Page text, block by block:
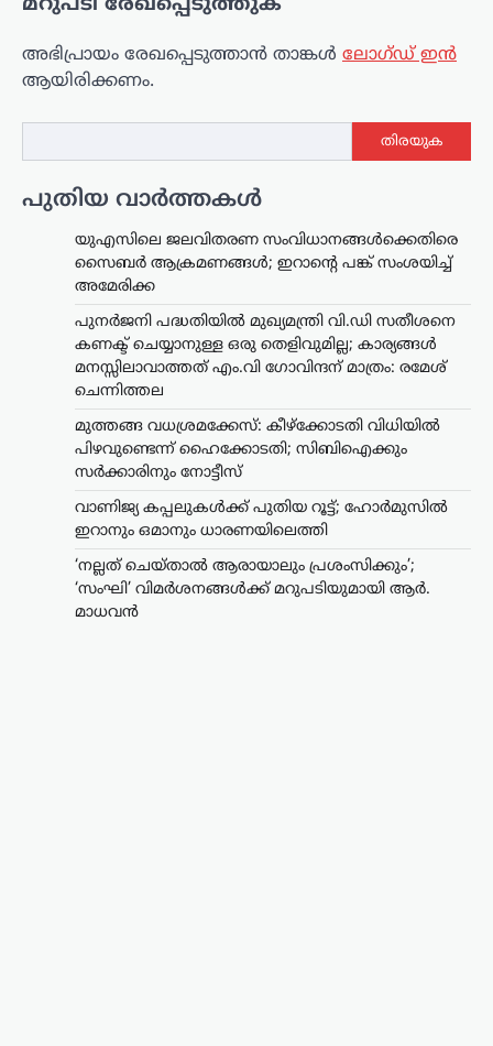
മറുപടി രേഖപ്പെടുത്തുക
അഭിപ്രായം രേഖപ്പെടുത്താ‍ൻ താങ്കൾ ലോഗ്ഡ് ഇൻ
ആയിരിക്കണം.
തിരയുക
പുതിയ വാർത്തകൾ
യുഎസിലെ ജലവിതരണ സംവിധാനങ്ങൾക്കെതിരെ
സൈബർ ആക്രമണങ്ങൾ; ഇറാന്റെ പങ്ക് സംശയിച്ച്
അമേരിക്ക
പുനർജനി പദ്ധതിയിൽ മുഖ്യമന്ത്രി വി.ഡി സതീശനെ
കണക്ട് ചെയ്യാനുള്ള ഒരു തെളിവുമില്ല; കാര്യങ്ങൾ
മനസ്സിലാവാത്തത് എം.വി ഗോവിന്ദന് മാത്രം: രമേശ്
ചെന്നിത്തല
മുത്തങ്ങ വധശ്രമക്കേസ്: കീഴ്‌ക്കോടതി വിധിയിൽ
പിഴവുണ്ടെന്ന് ഹൈക്കോടതി; സിബിഐക്കും
സർക്കാരിനും നോട്ടീസ്
വാണിജ്യ കപ്പലുകൾക്ക് പുതിയ റൂട്ട്; ഹോർമുസിൽ
ഇറാനും ഒമാനും ധാരണയിലെത്തി
‘നല്ലത് ചെയ്താൽ ആരായാലും പ്രശംസിക്കും’;
‘സംഘി’ വിമർശനങ്ങൾക്ക് മറുപടിയുമായി ആർ.
മാധവൻ